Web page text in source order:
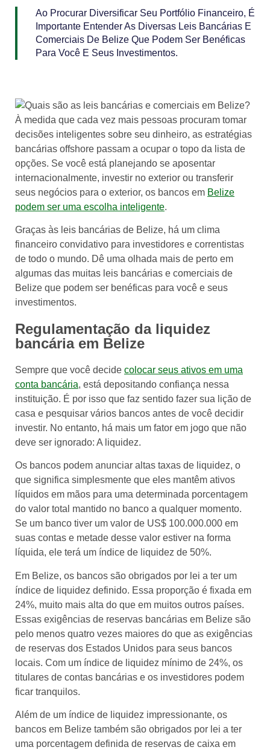
Ao Procurar Diversificar Seu Portfólio Financeiro, É
Importante Entender As Diversas Leis Bancárias E
Comerciais De Belize Que Podem Ser Benéficas
Para Você E Seus Investimentos.
À medida que cada vez mais pessoas procuram tomar
decisões inteligentes sobre seu dinheiro, as estratégias
bancárias offshore passam a ocupar o topo da lista de
opções. Se você está planejando se aposentar
internacionalmente, investir no exterior ou transferir
seus negócios para o exterior, os bancos em Belize
podem ser uma escolha inteligente.
Graças às leis bancárias de Belize, há um clima
financeiro convidativo para investidores e correntistas
de todo o mundo. Dê uma olhada mais de perto em
algumas das muitas leis bancárias e comerciais de
Belize que podem ser benéficas para você e seus
investimentos.
Regulamentação da liquidez
bancária em Belize
Sempre que você decide colocar seus ativos em uma
conta bancária, está depositando confiança nessa
instituição. É por isso que faz sentido fazer sua lição de
casa e pesquisar vários bancos antes de você decidir
investir. No entanto, há mais um fator em jogo que não
deve ser ignorado: A liquidez.
Os bancos podem anunciar altas taxas de liquidez, o
que significa simplesmente que eles mantêm ativos
líquidos em mãos para uma determinada porcentagem
do valor total mantido no banco a qualquer momento.
Se um banco tiver um valor de US$ 100.000.000 em
suas contas e metade desse valor estiver na forma
líquida, ele terá um índice de liquidez de 50%.
Em Belize, os bancos são obrigados por lei a ter um
índice de liquidez definido. Essa proporção é fixada em
24%, muito mais alta do que em muitos outros países.
Essas exigências de reservas bancárias em Belize são
pelo menos quatro vezes maiores do que as exigências
de reservas dos Estados Unidos para seus bancos
locais. Com um índice de liquidez mínimo de 24%, os
titulares de contas bancárias e os investidores podem
ficar tranquilos.
Além de um índice de liquidez impressionante, os
bancos em Belize também são obrigados por lei a ter
uma porcentagem definida de reservas de caixa em